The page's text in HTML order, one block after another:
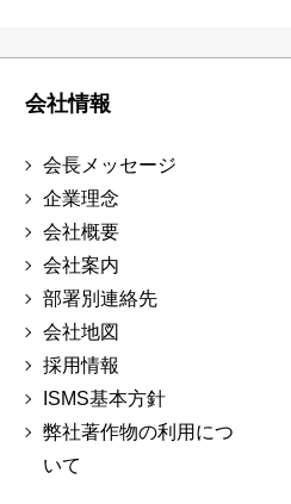
会社情報
会長メッセージ
企業理念
会社概要
会社案内
部署別連絡先
会社地図
採用情報
ISMS基本方針
弊社著作物の利用につ
いて